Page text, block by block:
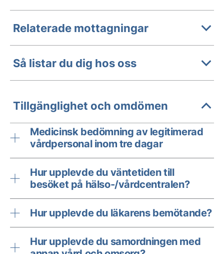
Relaterade mottagningar
Så listar du dig hos oss
Tillgänglighet och omdömen
Medicinsk bedömning av legitimerad
vårdpersonal inom tre dagar
Hur upplevde du väntetiden till
besöket på hälso-/vårdcentralen?
Hur upplevde du läkarens bemötande?
Hur upplevde du samordningen med